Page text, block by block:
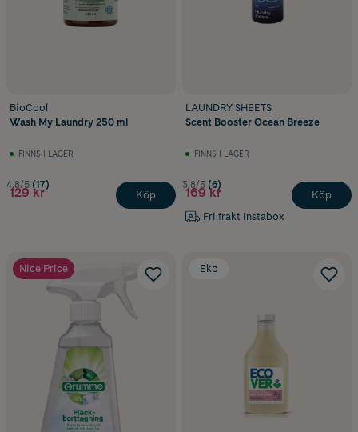
BioCool
Wash My Laundry 250 ml
FINNS I LAGER
4.8/5 (17)
129 kr Köp
LAUNDRY SHEETS
Scent Booster Ocean Breeze
FINNS I LAGER
3.8/5 (6)
169 kr
Fri frakt Instabox
Köp
Nice Price Eko